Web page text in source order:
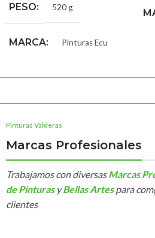
PESO 520 g
MARCA Pinturas Ecu
Pinturas Valderas
Marcas Profesionales
Trabajamos con diversasMarcas
de Pinturas yBellas Artespara
clientes